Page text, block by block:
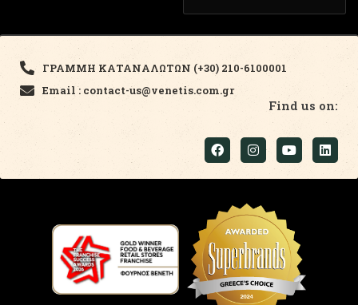
ΓΡΑΜΜΗ ΚΑΤΑΝΑΛΩΤΩΝ (+30) 210-6100001
Email : contact-us@venetis.com.gr
Find us on: